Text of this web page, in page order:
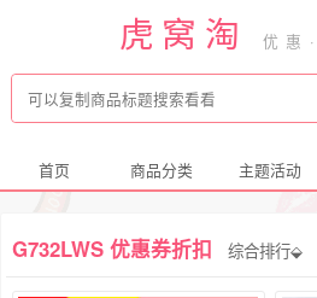
虎窝淘
首页 商品分类 主题活动
G732LWS 优惠券折扣 综合排行⬙